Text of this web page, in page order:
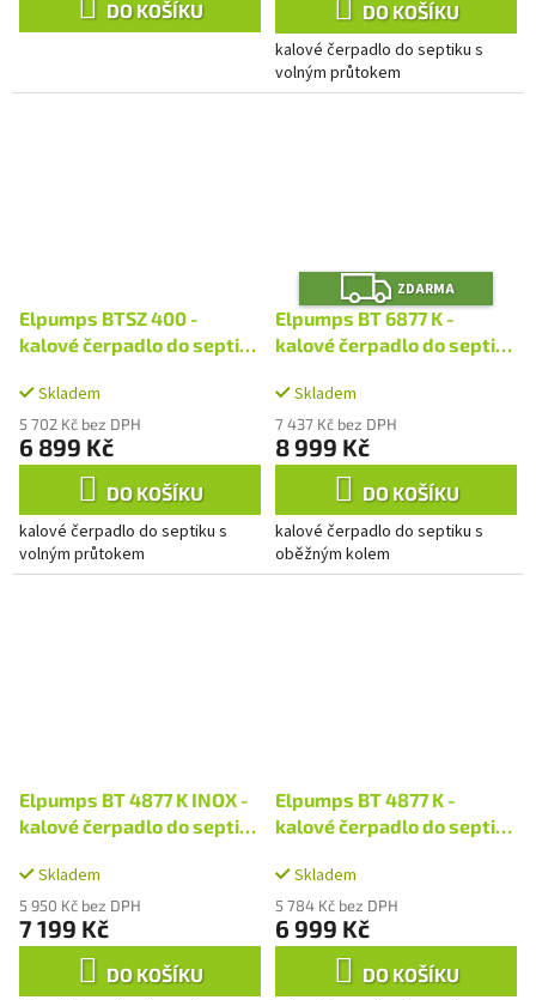
DO KOŠÍKU DO KOŠÍKU
kalové čerpadlo do septiku s
volným průtokem
Elpumps BTSZ 400 -
kalové čerpadlo do septiku
Skladem
5 702 Kč bez DPH
6 899 Kč
DO KOŠÍKU
kalové čerpadlo do septiku s
volným průtokem
Z
D
A
R
M
ZDARMA
Elpumps BT 6877 K -
kalové čerpadlo do septiku
Skladem
7 437 Kč bez DPH
8 999 Kč
DO KOŠÍKU
kalové čerpadlo do septiku s
oběžným kolem
Elpumps BT 4877 K INOX -
kalové čerpadlo do septiku
Skladem
5 950 Kč bez DPH
7 199 Kč
DO KOŠÍKU
Elpumps BT 4877 K -
kalové čerpadlo do septiku
Skladem
5 784 Kč bez DPH
6 999 Kč
DO KOŠÍKU